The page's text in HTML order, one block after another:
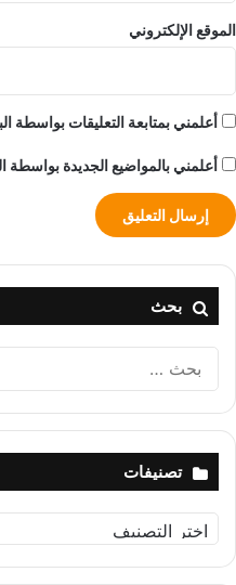
الموقع الإلكتروني
أعلمني بمتابعة التعليقات بواسطة
أعلمني بالمواضيع الجديدة بواسطة
بحث
تصنيفات
تصنيفات